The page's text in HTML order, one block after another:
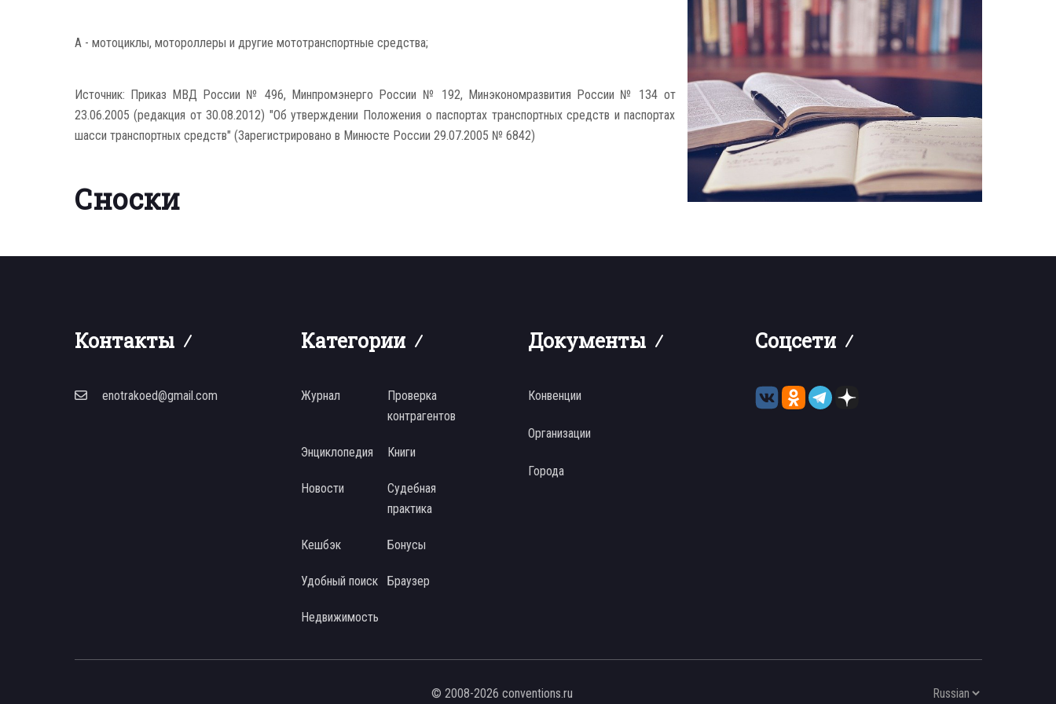
A - мотоциклы, мотороллеры и другие мототранспортные средства;
Источник: Приказ МВД России № 496, Минпромэнерго России № 192, Минэкономразвития России № 134 от
23.06.2005 (редакция от 30.08.2012) "Об утверждении Положения о паспортах транспортных средств и паспортах
шасси транспортных средств" (Зарегистрировано в Минюсте России 29.07.2005 № 6842)
Сноски
Контакты
enotrakoed@gmail.com
Категории
Журнал
Проверка
контрагентов
Энциклопедия Книги
Новости
Судебная
практика
Кешбэк Бонусы
Удобный поиск Браузер
Недвижимость
Документы
Конвенции
Организации
Города
Соцсети
© 2008-2026 conventions.ru